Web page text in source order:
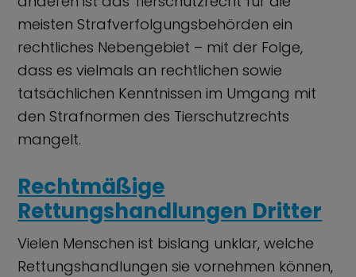
meisten Strafverfolgungsbehörden ein
rechtliches Nebengebiet – mit der Folge,
dass es vielmals an rechtlichen sowie
tatsächlichen Kenntnissen im Umgang mit
den Strafnormen des Tierschutzrechts
mangelt.
Rechtmäßige
Rettungshandlungen Dritter
Vielen Menschen ist bislang unklar, welche
Rettungshandlungen sie vornehmen können,